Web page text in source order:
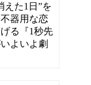
えた1日”を
器用な恋
る『1秒先
よいよ劇